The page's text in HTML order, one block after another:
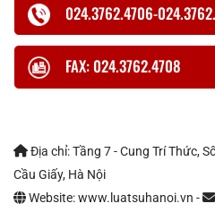
024.3762.4706-
FAX: 024.3762.4708
Địa chỉ: Tầng 7 - Cung Trí Thức,
Cầu Giấy, Hà Nội
Website: www.luatsuhanoi.vn -